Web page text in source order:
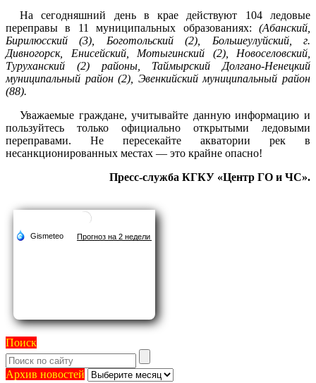
На сегодняшний день в крае действуют 104 ледовые
переправы в 11 муниципальных образованиях:
(Абанский,
Бирилюсский (3), Боготольский (2), Большеулуйский, г.
Дивногорск, Енисейский, Мотыгинский (2), Новоселовский,
Туруханский (2) районы, Таймырский Долгано-Ненецкий
муниципальный район (2), Эвенкийский муниципальный район
(88).
Уважаемые граждане, учитывайте данную информацию и
пользуйтесь только официально открытыми ледовыми
переправами. Не пересекайте акватории рек в
несанкционированных местах — это крайне опасно!
Пресс-служба КГКУ «Центр ГО и ЧС».
Поиск
Архив новостей
Архив